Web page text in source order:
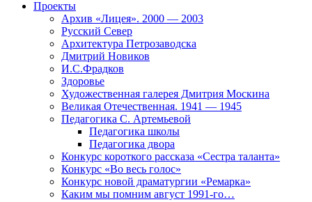
Проекты
Архив «Лицея». 2000 — 2003
Русский Север
Архитектура Петрозаводска
Дмитрий Новиков
И.С.Фрадков
Здоровье
Художественная галерея Дмитрия Москина
Великая Отечественная. 1941 — 1945
Педагогика С. Артемьевой
Педагогика школы
Педагогика двора
Конкурс короткого рассказа «Сестра таланта»
Конкурс «Во весь голос»
Конкурс новой драматургии «Ремарка»
Каким мы помним август 1991-го…